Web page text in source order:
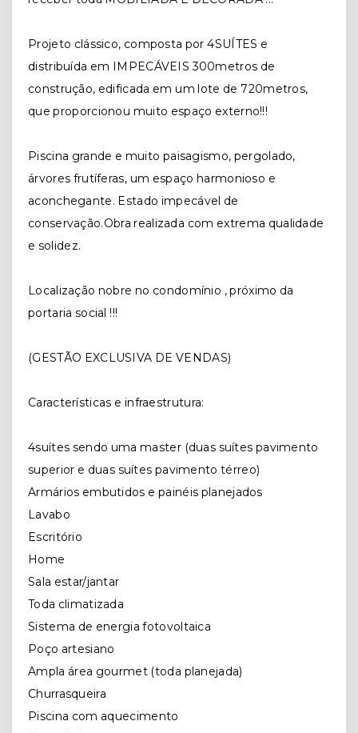
Projeto clássico, composta por 4SUÍTES e
distribuída em IMPECÁVEIS 300metros de
construção, edificada em um lote de 720metros,
que proporcionou muito espaço externo!!!
Piscina grande e muito paisagismo, pergolado,
árvores frutíferas, um espaço harmonioso e
aconchegante. Estado impecável de
conservação.Obra realizada com extrema qualidade
e solidez.
Localização nobre no condomínio , próximo da
portaria social !!!
(GESTÃO EXCLUSIVA DE VENDAS)
Características e infraestrutura:
4suítes sendo uma master (duas suítes pavimento
superior e duas suítes pavimento térreo)
Armários embutidos e painéis planejados
Lavabo
Escritório
Home
Sala estar/jantar
Toda climatizada
Sistema de energia fotovoltaica
Poço artesiano
Ampla área gourmet (toda planejada)
Churrasqueira
Piscina com aquecimento